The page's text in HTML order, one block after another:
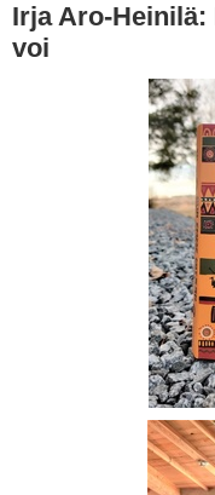
Irja Aro-
voi